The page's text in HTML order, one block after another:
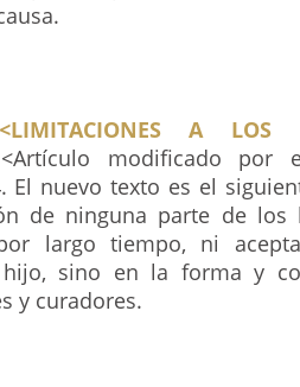
A LOS
<Artículo modificado por
El nuevo texto es el
de ninguna parte de
largo tiempo, ni
sino en la forma y
y curadores.